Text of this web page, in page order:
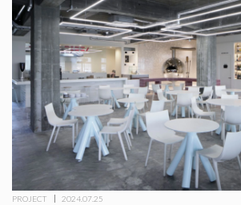
PROJECT 2024.07.25